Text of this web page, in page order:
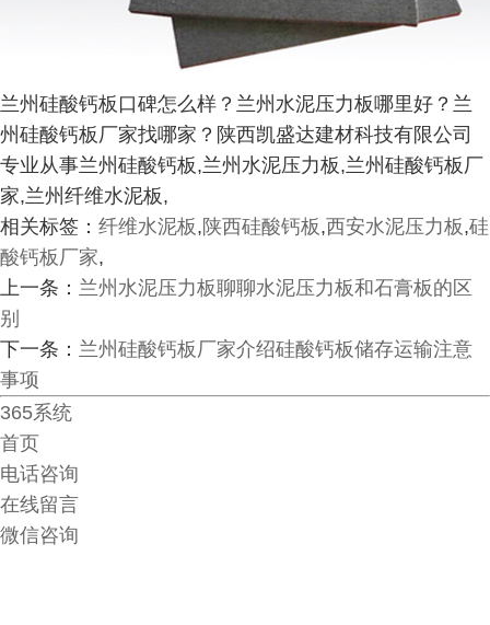
兰州硅酸钙板口碑怎么样？兰州水泥压力板哪里好？兰
州硅酸钙板厂家找哪家？陕西凯盛达建材科技有限公司
专业从事兰州硅酸钙板,兰州水泥压力板,兰州硅酸钙板厂
家,兰州纤维水泥板,
相关标签： 纤维水泥板, 陕西硅酸钙板,西安水泥压力板,硅
酸钙板厂家,
上一条： 兰州水泥压力板聊聊水泥压力板和石膏板的区
别
下一条： 兰州硅酸钙板厂家介绍硅酸钙板储存运输注意
事项
365系统
首页
电话咨询
在线留言
微信咨询